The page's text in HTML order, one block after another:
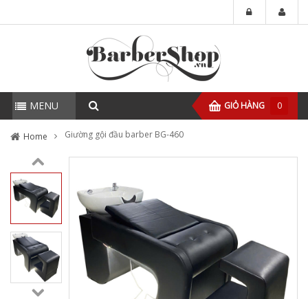
MENU GIỎ HÀNG 0
Home Giường gội đầu barber BG-460